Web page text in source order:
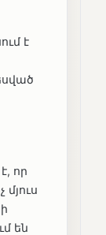
է
որ
մյուս
են